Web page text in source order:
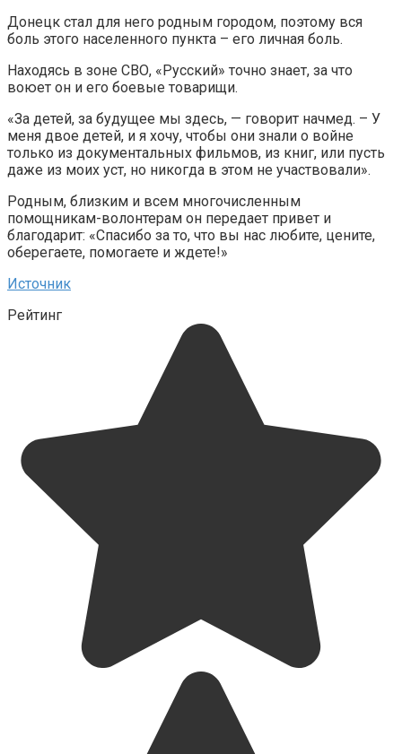
Донецк стал для него родным городом, поэтому вся
боль этого населенного пункта – его личная боль.
Находясь в зоне СВО, «Русский» точно знает, за что
воюет он и его боевые товарищи.
«За детей, за будущее мы здесь, — говорит начмед. – У
меня двое детей, и я хочу, чтобы они знали о войне
только из документальных фильмов, из книг, или пусть
даже из моих уст, но никогда в этом не участвовали».
Родным, близким и всем многочисленным
помощникам-волонтерам он передает привет и
благодарит: «Спасибо за то, что вы нас любите, цените,
оберегаете, помогаете и ждете!»
Источник
Рейтинг